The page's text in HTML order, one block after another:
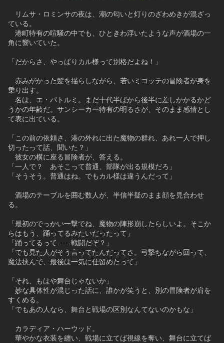
リムサ・ロミンサの夜は、潮の匂いと灯りのざわめきが混ざっ
ている。
港町特有の喧騒の中でも、ひときわ浮いたような声が酒場の一
角に響いていた。
「だからさ、やっぱりカル様って別格だよね！」
赤みがかった髪を揺らしながら、若いミコッテの冒険者が身を
乗り出す。
名は、エ・パトルミ。まだ十代半ばから後半に差しかかるかど
うかの年齢だ。サンシーカー特有の明るさが、そのまま感情とし
て表に出ている。
「この前の依頼さ、港の外れに出た魔物の群れ、あれ一人で押し
切ったって話、聞いた？」
彼女の横に座る冒険者が、答える。
「一人で？　あそこって普通、部隊が出る規模だろ」
「そうそう。普通はね。でもカル様は違うんだって」
酒場のテーブルを囲む数人が、半信半疑のまま顔を見合わせ
る。
「最初のでっかい一撃でね、魔物の陣形崩したらしいよ。そこか
らはもう、踊ってるみたいだったって」
「踊ってるって……戦闘だぞ？」
「でも見た人がそう言ってたんだってさ。弓撃ちながら回って、
魔法挟んで、最後は一気に仕留めたって」
「それ、もはや舞台じゃないか」
妙な具体性が混じった話に、誰かが笑うと、別の冒険者が肩を
すくめる。
「でもあの人なら、舞台と戦場の区別なんてないのかもな」
カラディア・ハーウッド。
華やかな衣装を纏い、戦場に立てば視線を奪い、舞台に立てば